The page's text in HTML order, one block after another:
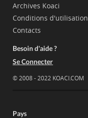
Archives Koaci
Conditions d'utilisation
Contacts
Besoin d'aide ?
Se Connecter
© 2008 - 2022 KOACI.COM
Pays